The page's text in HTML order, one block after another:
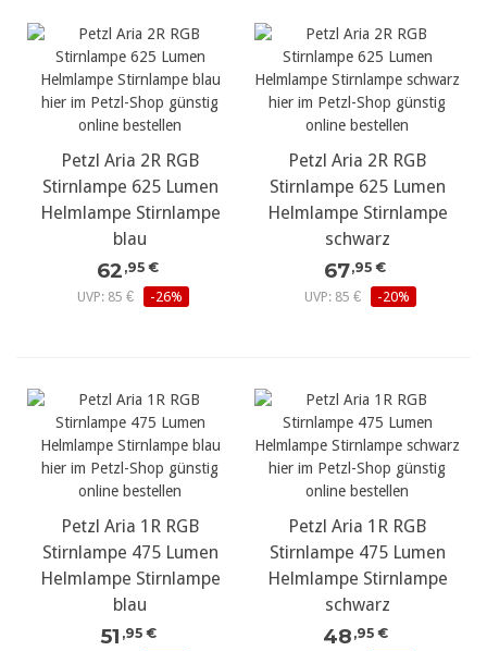
Petzl Aria 2R RGB
Stirnlampe 625 Lumen
Helmlampe Stirnlampe
blau
62 ,95 €
UVP: 85 €
-26%
Petzl Aria 2R RGB
Stirnlampe 625 Lumen
Helmlampe Stirnlampe
schwarz
67,95 €
UVP: 85 €
-20%
Petzl Aria 1R RGB
Stirnlampe 475 Lumen
Helmlampe Stirnlampe
blau
51 ,95 €
Petzl Aria 1R RGB
Stirnlampe 475 Lumen
Helmlampe Stirnlampe
schwarz
48 ,95 €